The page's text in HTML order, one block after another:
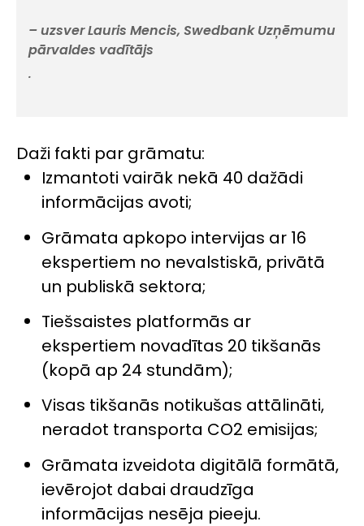
– uzsver Lauris Mencis, Swedbank Uzņēmumu
pārvaldes vadītājs
.
Daži fakti par grāmatu:
Izmantoti vairāk nekā 40 dažādi
informācijas avoti;
Grāmata apkopo intervijas ar 16
ekspertiem no nevalstiskā, privātā
un publiskā sektora;
Tiešsaistes platformās ar
ekspertiem novadītas 20 tikšanās
(kopā ap 24 stundām);
Visas tikšanās notikušas attālināti,
neradot transporta CO2 emisijas;
Grāmata izveidota digitālā formātā,
ievērojot dabai draudzīga
informācijas nesēja pieeju.